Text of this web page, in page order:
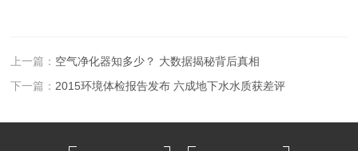
上一篇： 空气净化器知多少？ 大数据揭秘背后真相
下一篇： 2015环境体检报告发布 六成地下水水质获差评